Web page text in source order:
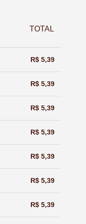
TOTAL
R$ 5,39
R$ 5,39
R$ 5,39
R$ 5,39
R$ 5,39
R$ 5,39
R$ 5,39